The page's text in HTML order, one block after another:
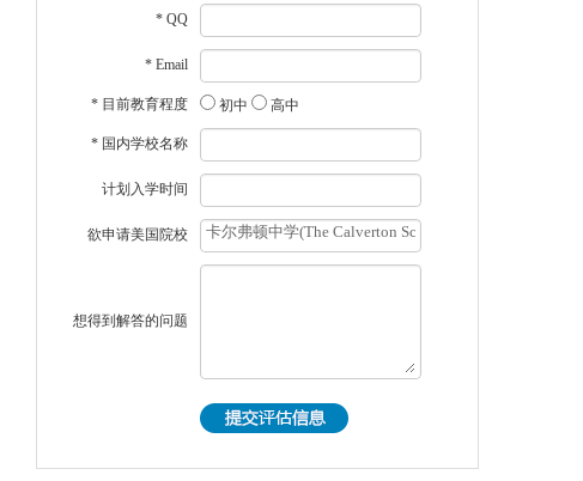
* QQ
* Email
* 目前教育程度 初中 高中
* 国内学校名称
计划入学时间
欲申请美国院校
想得到解答的问题